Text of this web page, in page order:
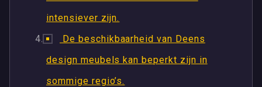
intensiever zijn.
De beschikbaarheid van Deens
design meubels kan beperkt zijn in
sommige regio’s.